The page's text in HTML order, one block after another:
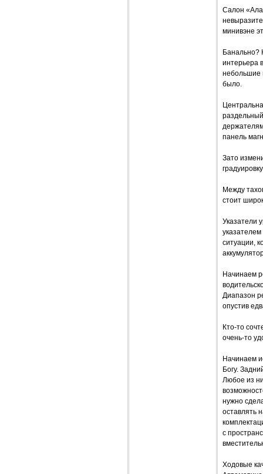
Салон
минивэне
Банально?
интерьера
небольшие
было.
панель
Зато
Между
стоит
Указатели
ситуации,
Начинаем
Диапазон
опустив
Кто-то
очень-то
Начинаем
Богу.
Любое из
нужно
оставлять
с
Ходовые